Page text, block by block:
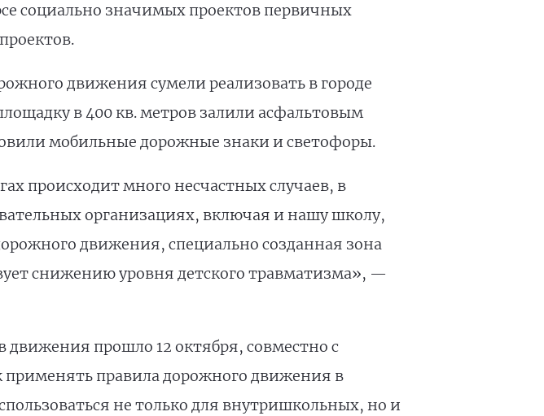
социально значимых проектов первичных
движения сумели реализовать в городе
в 400 кв. метров залили асфальтовым
мобильные дорожные знаки и светофоры.
происходит много несчастных случаев, в
организациях, включая и нашу школу,
движения, специально созданная зона
снижению уровня детского травматизма», —
прошло 12 октября, совместно с
применять правила дорожного движения в
не только для внутришкольных, но и